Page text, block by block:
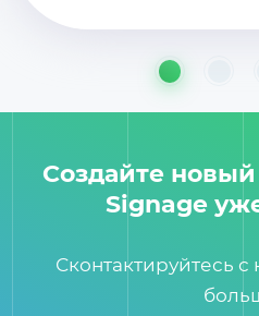
Создайте
Signage
Сконтактируйтесь с